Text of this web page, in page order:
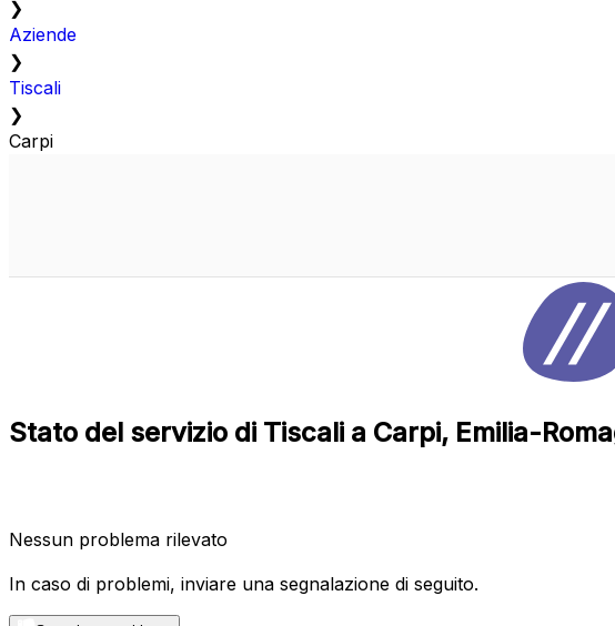
❯
Aziende
❯
Tiscali
❯
Carpi
Stato del servizio di Tiscali a Carpi, Emilia-
Nessun problema rilevato
In caso di problemi, inviare una segnalazione di seguito.